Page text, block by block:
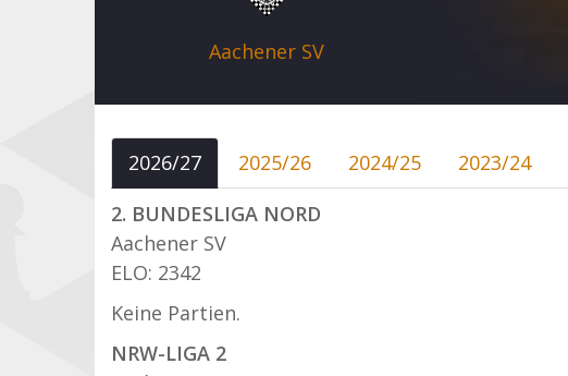
Aachener SV
2026/27 2025/26 2024/25 2023/24
2. BUNDESLIGA NORD
Aachener SV
ELO: 2342
Keine Partien.
NRW-LIGA 2